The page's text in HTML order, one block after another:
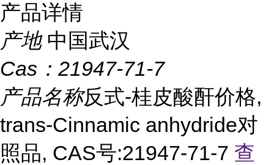
产品详情
产地 中国武汉
Cas： 21947-71-7
产品名称反式-桂皮酸酐价格,
trans-Cinnamic anhydride对
照品, CAS号:21947-71-7 查